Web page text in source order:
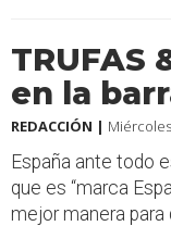
TRUFAS
en la
REDACCIÓN |
España ante todo
que es “marca
mejor manera para